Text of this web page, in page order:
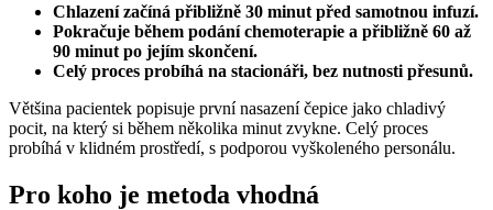
Chlazení začíná přibližně 30 minut před samotnou infuzí.
Pokračuje během podání chemoterapie a přibližně 60 až
90 minut po jejím skončení.
Celý proces probíhá na stacionáři, bez nutnosti přesunů.
Většina pacientek popisuje první nasazení čepice jako chladivý
pocit, na který si během několika minut zvykne. Celý proces
probíhá v klidném prostředí, s podporou vyškoleného personálu.
Pro koho je metoda vhodná